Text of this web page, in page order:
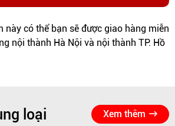
này có thể bạn sẽ được giao hàng miễn
nội thành Hà Nội và nội thành TP. Hồ
loại Xem thêm